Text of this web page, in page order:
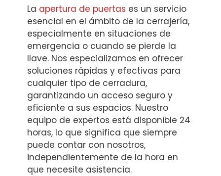
La apertura de puertas es un servicio
esencial en el ámbito de la cerrajería,
especialmente en situaciones de
emergencia o cuando se pierde la
llave. Nos especializamos en ofrecer
soluciones rápidas y efectivas para
cualquier tipo de cerradura,
garantizando un acceso seguro y
eficiente a sus espacios. Nuestro
equipo de expertos está disponible 24
horas, lo que significa que siempre
puede contar con nosotros,
independientemente de la hora en
que necesite asistencia.